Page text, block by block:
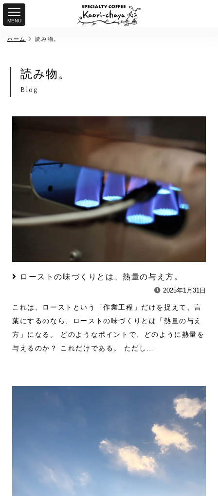
MENU
ホーム 読み物。
読み物。
Blog
ローストの味づくりとは、熱量の与え方。
2025年1月31日
これは、ローストという「作業工程」だけを捉えて、言
葉にするのなら、ローストの味づくりとは「熱量の与え
方」になる。 どのようなポイントで、どのように熱量を
与えるのか？ これだけである。 ただし…